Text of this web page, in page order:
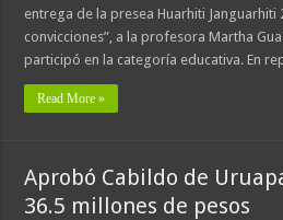
entrega de la presea Huarhiti Janguarhiti
convicciones”, a la profesora Martha
participó en la categoría educativa. En
Read More »
Aprobó Cabildo de
36.5 millones de pesos